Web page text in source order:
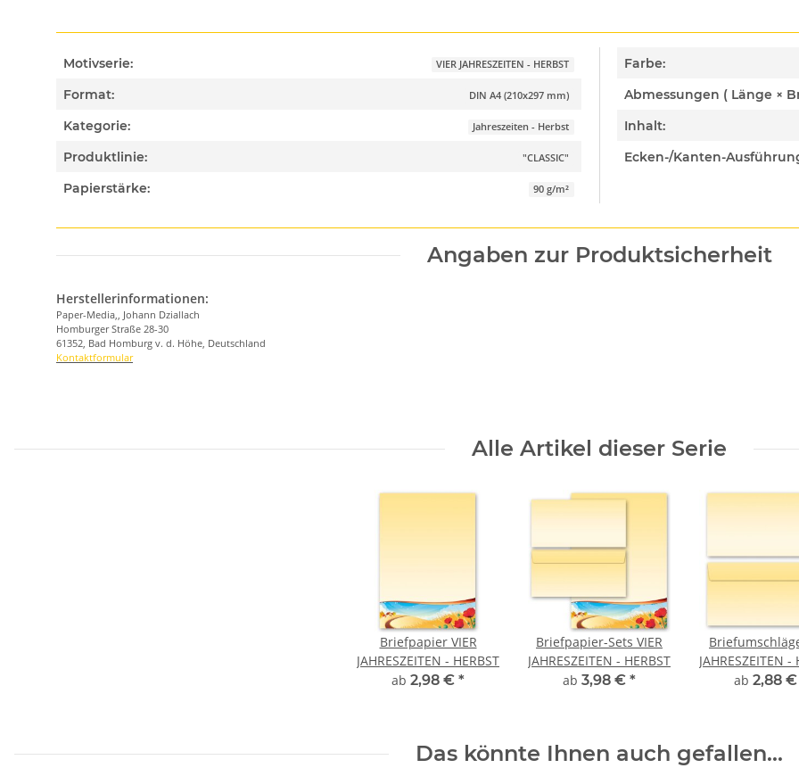
Motivserie: VIER JAHRESZEITEN - HERBST
Format: DIN A4 (210x297 mm)
Kategorie: Jahreszeiten - Herbst
Produktlinie: "CLASSIC"
Papierstärke: 90 g/m²
Farbe:
Inhalt:
Ecken-/Kanten-
Angaben zur Produktsicherheit
Herstellerinformationen:
Paper-Media,, Johann Dziallach
Homburger Straße 28-30
61352, Bad Homburg v. d. Höhe, Deutschland
Kontaktformular
Alle Artikel dieser Serie
Briefpapier VIER
JAHRESZEITEN - HERBST
ab 2,98 € *
Briefpapier-Sets VIER
JAHRESZEITEN - HERBST
ab 3,98 € *
JAHRESZEITEN -
ab 2,88 €
Das könnte Ihnen auch gefallen...